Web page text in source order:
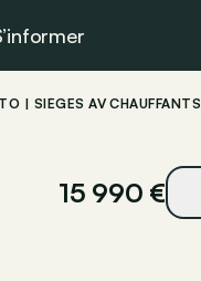
| SIÈGES AV CHAUFFANTS
15 990 €